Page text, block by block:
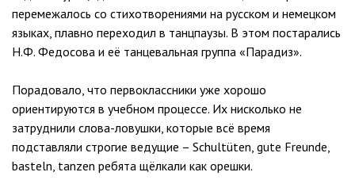
перемежалось со стихотворениями на русском и немецком
языках, плавно переходил в танцпаузы. В этом постарались
Н.Ф. Федосова и её танцевальная группа «Парадиз».
Порадовало, что первоклассники уже хорошо
ориентируются в учебном процессе. Их нисколько не
затруднили слова-ловушки, которые всё время
подставляли строгие ведущие – Schultüten, gute Freunde,
basteln, tanzen ребята щёлкали как орешки.